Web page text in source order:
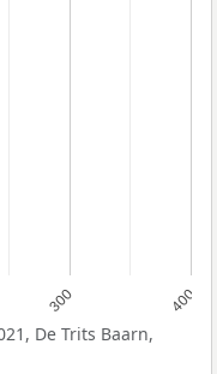
300 400
De Trits Baarn,